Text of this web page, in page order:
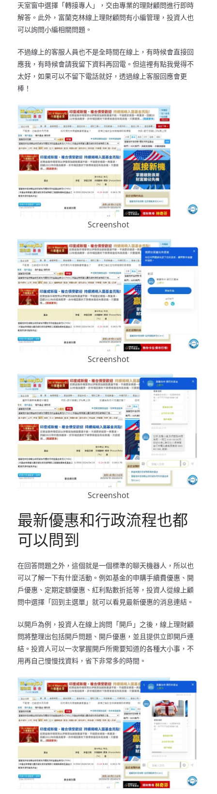
天室窗中選擇「轉接專人」，交由專業的理財顧問進行即時
解答。此外，富蘭克林線上理財顧問有小編管理，投資人也
可以詢問小編相關問題。
不過線上的客服人員也不是全時間在線上，有時候會直接回
應我，有時候會請我留下資料再回電。但這裡有點我覺得不
太好，如果可以不留下電話就好，透過線上客服回應會更
棒！
Screenshot
Screenshot
Screenshot
最新優惠和行政流程也都
可以問到
在回答問題之外，這個就是一個標準的聊天機器人，所以也
可以了解一下有什麼活動。例如基金的申購手續費優惠、開
戶優惠、定期定額優惠、紅利點數折抵等，投資人從線上顧
問中選擇「回到主選單」就可以看見最新優惠的消息連結。
以開戶為例，投資人在線上詢問「開戶」之後，線上理財顧
問將整理出包括開戶問題、開戶優惠，並且提供立即開戶連
結。投資人可以一次掌握開戶所需要知道的各種大小事，不
用再自己慢慢找資料，省下非常多的時間。